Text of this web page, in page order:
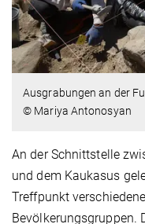
Ausgrabungen an der
© Mariya Antonosyan
An der Schnittstelle
und dem Kaukasus
Treffpunkt
Bevölkerungsgruppen.